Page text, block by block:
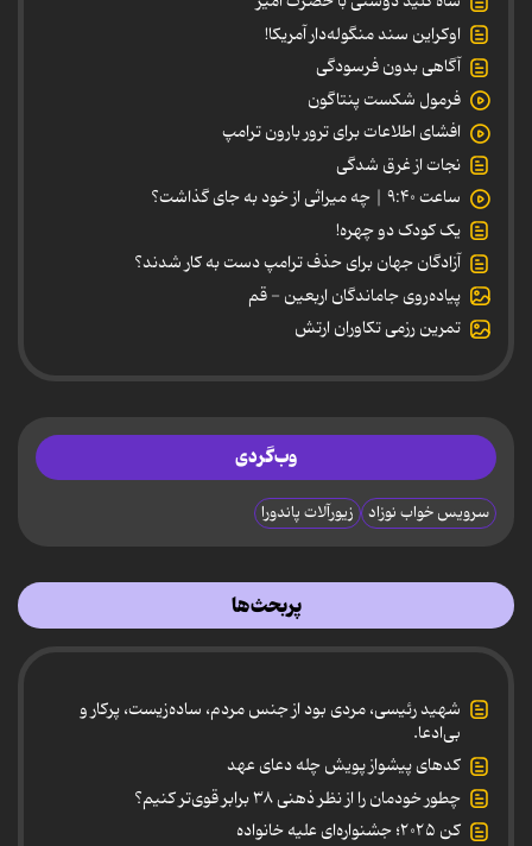
اوکراین سند منگوله‌دار آمریکا!
آگاهی بدون فرسودگی
فرمول شکست پنتاگون
افشای اطلاعات برای ترور بارون ترامپ
نجات از غرق شدگی
ساعت ۹:۴۰ | چه میراثی از خود به جای گذاشت؟
یک کودک دو چهره!
آزادگان جهان برای حذف ترامپ دست به کار شدند؟
پیاده‌روی جاماندگان اربعین - قم
تمرین رزمی تکاوران ارتش
وب‌گردی
سرویس خواب نوزاد زیورآلات پاندورا
پربحث‌ها
شهید رئیسی، مردی بود از جنس مردم، ساده‌زیست، پرکار و
بی‌ادعا.
کدهای پیشواز پویش چله دعای عهد
چطور خودمان را از نظر ذهنی ۳۸ برابر قوی‌تر کنیم؟
کن ۲۰۲۵؛ جشنواره‌ای علیه خانواده